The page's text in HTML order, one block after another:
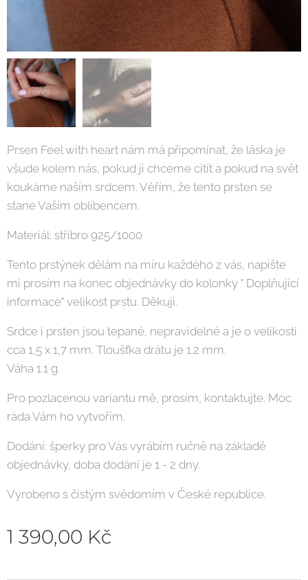
Prsen Feel with heart nám má připomínat, že láska je
všude kolem nás, pokud ji chceme cítít a pokud na svět
koukáme naším srdcem. Věřím, že tento prsten se
stane Vaším oblíbencem.
Materiál: stříbro 925/1000
Tento prstýnek dělám na míru každého z vás, napište
mi prosím na konec objednávky do kolonky " Doplňující
informace" velikost prstu. Děkuji.
Srdce i prsten jsou tepané, nepravidelné a je o velikosti
cca 1,5 x 1,7 mm. Tloušťka drátu je 1.2 mm.
Váha 1.1 g.
Pro pozlacenou variantu mě, prosím, kontaktujte. Moc
ráda Vám ho vytvořím.
Dodání: šperky pro Vás vyrábím ručně na základě
objednávky, doba dodání je 1 - 2 dny.
Vyrobeno s čistým svědomím v České republice.
1 390,00 Kč